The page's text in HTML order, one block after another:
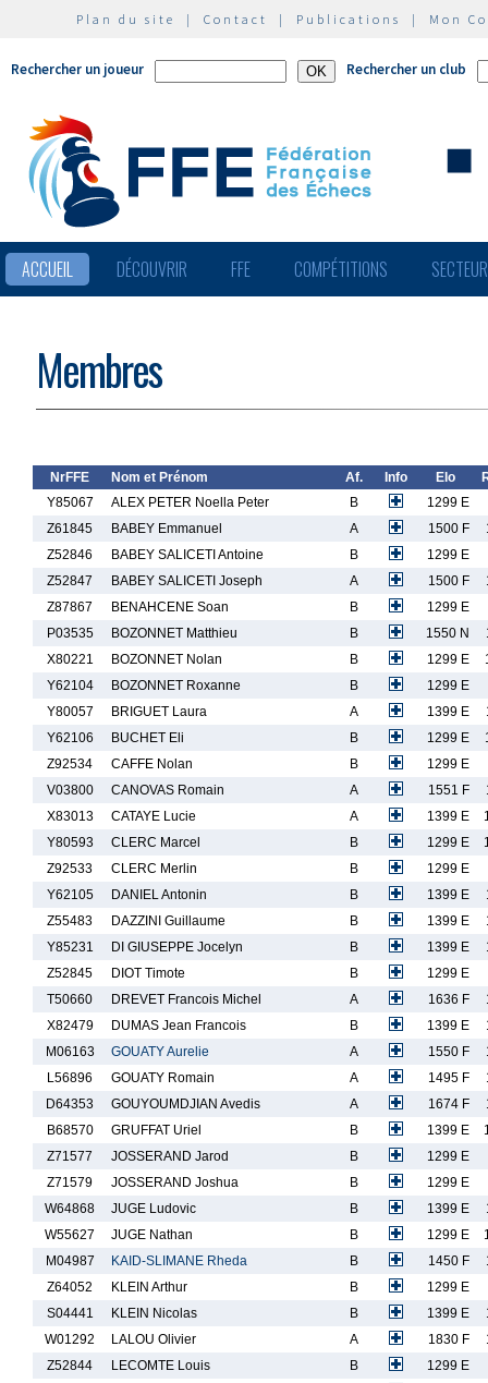
Plan du site | Contact | Publications | Mon
Rechercher un joueur Rechercher un club
ACCUEIL DÉCOUVRIR FFE COMPÉTITIONS
Membres
NrFFE Nom et Prénom Af. Info Elo
Y85067
ALEX PETER Noella Peter B
1299 E
Z61845
BABEY Emmanuel A 1500 F
Z52846
BABEY SALICETI Antoine B
1299 E
Z52847
BABEY SALICETI Joseph A 1500 F
Z87867
BENAHCENE Soan B
1299 E
P03535
BOZONNET Matthieu B 1550 N
X80221
BOZONNET Nolan B 1299 E
Y62104
BOZONNET Roxanne B
1299 E
Y80057
BRIGUET Laura A 1399 E
Y62106
BUCHET Eli B 1299 E
Z92534
CAFFE Nolan B
1299 E
V03800
CANOVAS Romain A 1551 F
X83013
CATAYE Lucie A 1399 E
Y80593
CLERC Marcel B 1299 E
Z92533
CLERC Merlin B
1299 E
Y62105
DANIEL Antonin B 1399 E
Z55483
DAZZINI Guillaume B 1399 E
Y85231
DI GIUSEPPE Jocelyn B 1399 E
Z52845
DIOT Timote B
1299 E
T50660
DREVET Francois Michel A 1636 F
X82479
DUMAS Jean Francois B 1399 E
M06163
GOUATY Aurelie A 1550 F
L56896
GOUATY Romain A 1495 F
D64353
GOUYOUMDJIAN Avedis A 1674 F
B68570
GRUFFAT Uriel B 1399 E
Z71577
JOSSERAND Jarod B
1299 E
Z71579
JOSSERAND Joshua B
1299 E
W64868
JUGE Ludovic B 1399 E
W55627
JUGE Nathan B 1299 E
M04987
KAID-SLIMANE Rheda B 1450 F
Z64052
KLEIN Arthur B
1299 E
S04441
KLEIN Nicolas B 1399 E
W01292
LALOU Olivier A 1830 F
Z52844
LECOMTE Louis B
1299 E